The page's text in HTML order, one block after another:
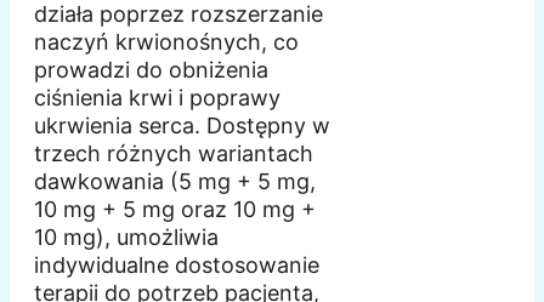
działa poprzez rozszerzanie
naczyń krwionośnych, co
prowadzi do obniżenia
ciśnienia krwi i poprawy
ukrwienia serca. Dostępny w
trzech różnych wariantach
dawkowania (5 mg + 5 mg,
10 mg + 5 mg oraz 10 mg +
10 mg), umożliwia
indywidualne dostosowanie
terapii do potrzeb pacjenta,